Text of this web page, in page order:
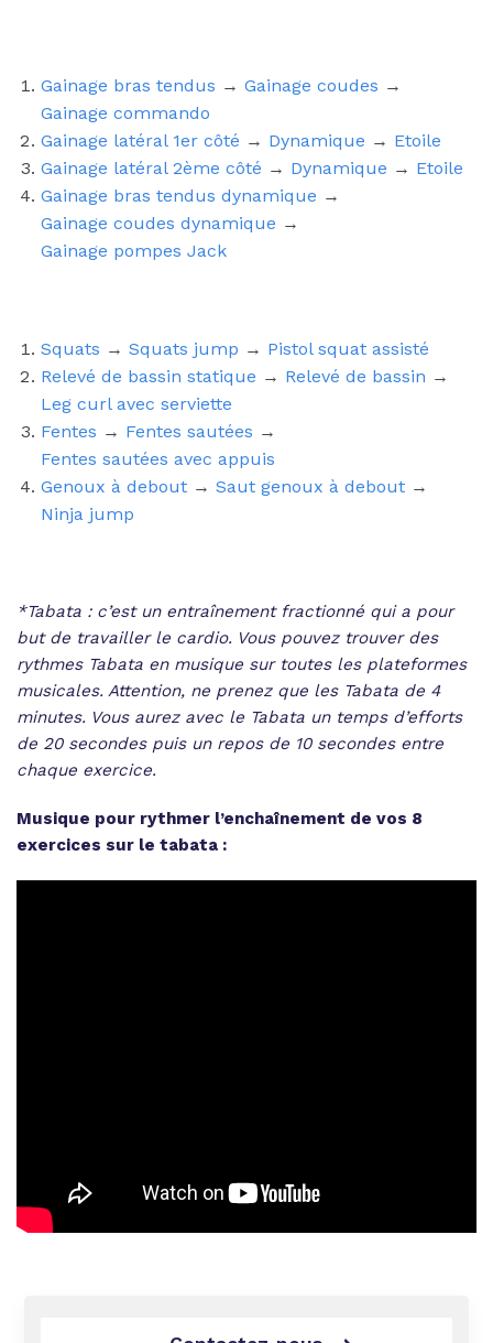
Gainage bras tendus →Gainage coudes →
Gainage commando
Gainage latéral 1er côté → Dynamique → Etoile
Gainage latéral 2ème côté → Dynamique → Etoile
Gainage bras tendus dynamique →
Gainage coudes dynamique →
Gainage pompes Jack
Squats →Squats jump → Pistol squat assisté
Relevé de bassin statique → Relevé de bassin →
Leg curl avec serviette
Fentes → Fentes sautées →
Fentes sautées avec appuis
Genoux à debout →Saut genoux à debout →
Ninja jump
*Tabata : c’est un entraînement fractionné qui a pour
but de travailler le cardio. Vous pouvez trouver des
rythmes Tabata en musique sur toutes les plateformes
musicales. Attention, ne prenez que les Tabata de 4
minutes. Vous aurez avec le Tabata un temps d’efforts
de 20 secondes puis un repos de 10 secondes entre
chaque exercice.
Musique pour rythmer l’enchaînement de vos 8
exercices sur le tabata :